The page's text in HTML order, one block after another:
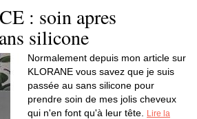
: soin apres
silicone
Normalement depuis mon article sur
KLORANE vous savez que je suis
passée au sans silicone pour
prendre soin de mes jolis cheveux
qui n'en font qu'à leur tête.
Lire la